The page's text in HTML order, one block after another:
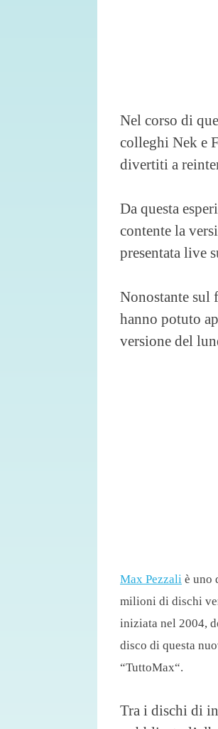
Nel corso di
colleghi Nek e
divertiti a
Da questa
contente la
presentata live
Nonostante sul
hanno potuto
versione del
Max Pezzali è uno
milioni di dischi
iniziata nel 2004,
disco di questa
“TuttoMax“.
Tra i dischi di